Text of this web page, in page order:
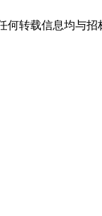
转载信息均与